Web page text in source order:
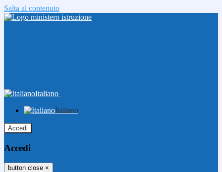
Salta al contenuto
Italiano
Italiano
Accedi
Accedi
button close ×